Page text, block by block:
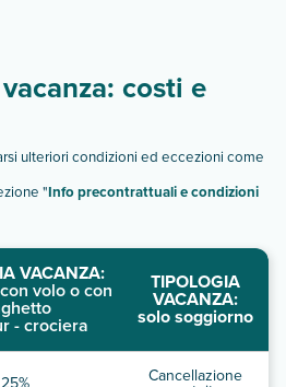
costi e
ulteriori condizioni ed eccezioni come
"Info precontrattuali e condizioni
VACANZA:
volo o con
- crociera
TIPOLOGIA
VACANZA:
solo soggiorno
Cancellazione